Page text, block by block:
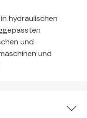
hydraulischen
und
und